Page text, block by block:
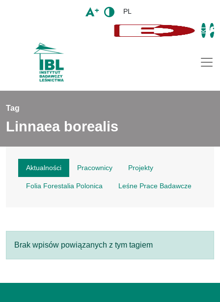
PL
Tag
Linnaea borealis
Aktualności Pracownicy Projekty
Folia Forestalia Polonica Leśne Prace Badawcze
Brak wpisów powiązanych z tym tagiem